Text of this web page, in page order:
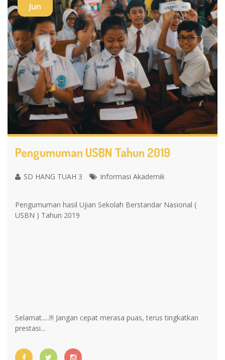
Jun
Pengumuman USBN Tahun 2019
SD HANG TUAH 3 Informasi Akademik
Pengumuman hasil Ujian Sekolah Berstandar Nasional (
USBN ) Tahun 2019
Selamat.....!!! Jangan cepat merasa puas, terus tingkatkan
prestasi...